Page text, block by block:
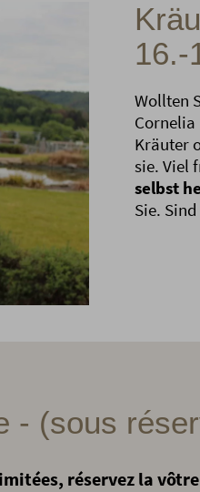
16.-
Wollten
Kräuter
sie. Viel
selbst
Sie.
- (sous
réservez la